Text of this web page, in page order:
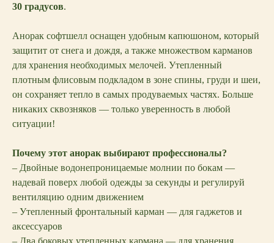
30 градусов.
Анорак софтшелл оснащен удобным капюшоном, который
защитит от снега и дождя, а также множеством карманов
для хранения необходимых мелочей. Утепленный
плотным флисовым подкладом в зоне спины, груди и шеи,
он сохраняет тепло в самых продуваемых частях. Больше
никаких сквозняков — только уверенность в любой
ситуации!
Почему этот анорак выбирают профессионалы?
– Двойные водонепроницаемые молнии по бокам —
надевай поверх любой одежды за секунды и регулируй
вентиляцию одним движением
– Утепленный фронтальный карман — для гаджетов и
аксессуаров
– Два боковых утепленных кармана — для хранения